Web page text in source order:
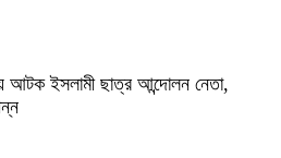
ইসলামী ছাত্র আন্দোলন নেতা,